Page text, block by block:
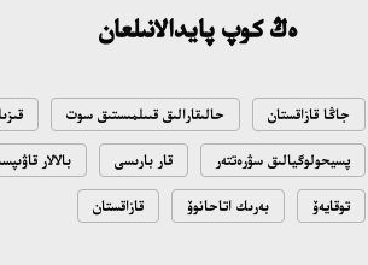
ەڭ كوپ پايدالانىلعان
جاڭا قازاقستان حالىقارالىق قىىلمىستىق سوت
پسيحولوگيالىق سۋرەتتەر قار بارىسى بالالار
توقايەۆ بەرىك اتاحانوۆ قازاقستان